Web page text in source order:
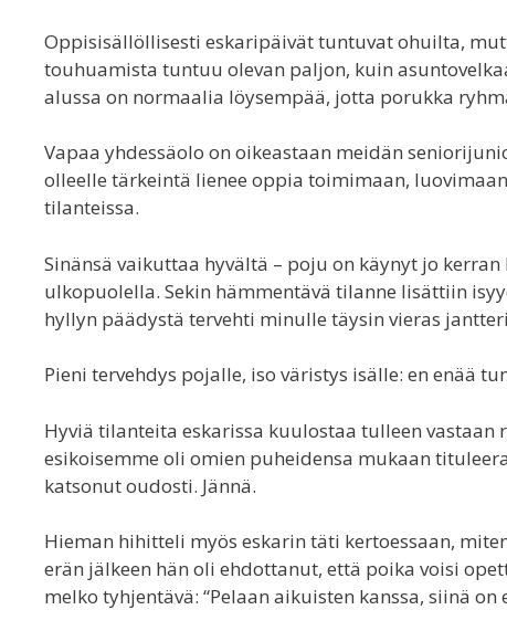
Oppisisällöllisesti eskaripäivät tuntuvat ohuilta,
touhuamista tuntuu olevan paljon, kuin
alussa on normaalia löysempää, jotta porukka
Vapaa yhdessäolo on oikeastaan meidän
olleelle tärkeintä lienee oppia toimimaan,
tilanteissa.
Sinänsä vaikuttaa hyvältä – poju on käynyt jo
ulkopuolella. Sekin hämmentävä tilanne lisättiin
hyllyn päädystä tervehti minulle täysin vieras
Pieni tervehdys pojalle, iso väristys isälle: en enää
Hyviä tilanteita eskarissa kuulostaa tulleen vastaan
esikoisemme oli omien puheidensa mukaan
katsonut oudosti. Jännä.
Hieman hihitteli myös eskarin täti kertoessaan,
erän jälkeen hän oli ehdottanut, että poika voisi
melko tyhjentävä: “Pelaan aikuisten kanssa, siinä on